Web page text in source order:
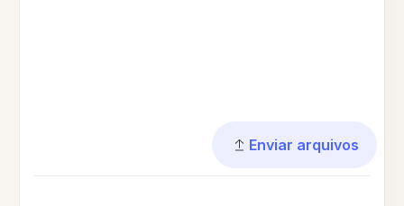
Enviar arquivos